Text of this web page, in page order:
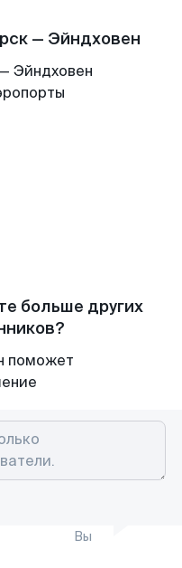
— Эйндховен
Эйндховен
больше других
поможет
Вы